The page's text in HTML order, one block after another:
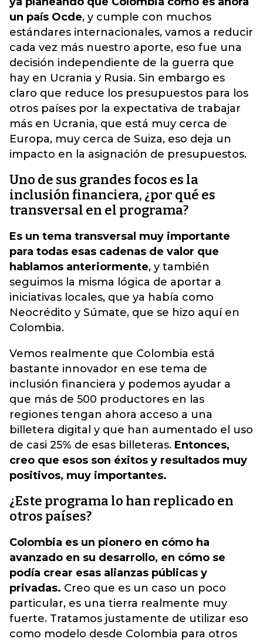
un país Ocde, y cumple con muchos
estándares internacionales, vamos a reducir
cada vez más nuestro aporte, eso fue una
decisión independiente de la guerra que
hay en Ucrania y Rusia. Sin embargo es
claro que reduce los presupuestos para los
otros países por la expectativa de trabajar
más en Ucrania, que está muy cerca de
Europa, muy cerca de Suiza, eso deja un
impacto en la asignación de presupuestos.
Uno de sus grandes focos es la
inclusión financiera, ¿por qué es
transversal en el programa?
Es un tema transversal muy importante
para todas esas cadenas de valor que
hablamos anteriormente, y también
seguimos la misma lógica de aportar a
iniciativas locales, que ya había como
Neocrédito y Súmate, que se hizo aquí en
Colombia.
Vemos realmente que Colombia está
bastante innovador en ese tema de
inclusión financiera y podemos ayudar a
que más de 500 productores en las
regiones tengan ahora acceso a una
billetera digital y que han aumentado el uso
de casi 25% de esas billeteras. Entonces,
creo que esos son éxitos y resultados muy
positivos, muy importantes.
¿Este programa lo han replicado en
otros países?
Colombia es un pionero en cómo ha
avanzado en su desarrollo, en cómo se
podía crear esas alianzas públicas y
privadas. Creo que es un caso un poco
particular, es una tierra realmente muy
fuerte. Tratamos justamente de utilizar eso
como modelo desde Colombia para otros